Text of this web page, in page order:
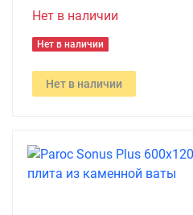
Нет в наличии
Нет в наличии
Нет в наличии